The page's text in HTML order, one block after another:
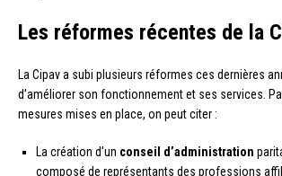
Les réformes récentes de la
La Cipav a subi plusieurs réformes ces dernières
d’améliorer son fonctionnement et ses services.
mesures mises en place, on peut citer :
La création d’un conseil d’administration
composé de représentants des professions